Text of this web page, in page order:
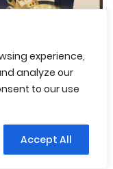
experience,
analyze our
to our use
Accept All